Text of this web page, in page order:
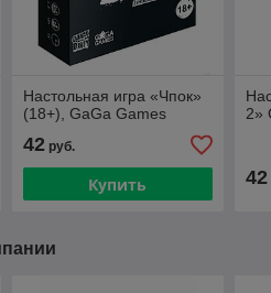
Настольная игра «Чпок»
(18+), GaGa Games
42руб.
Купить
2»
42